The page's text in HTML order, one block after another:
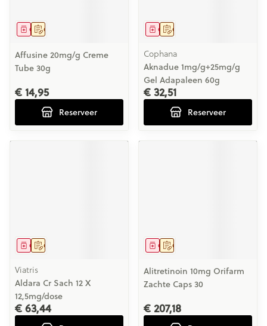
Op voorschrift
Geneesmiddel
Affusine 20mg/g Creme
Tube 30g
€ 14,95
Reserveer
Op voorschrift
Geneesmiddel
Cophana
Aknadue 1mg/g+25mg/g
Gel Adapaleen 60g
€ 32,51
Reserveer
Op voorschrift
Geneesmiddel
Viatris
Aldara Cr Sach 12 X
12,5mg/dose
€ 63,44
Op voorschrift
Geneesmiddel
Alitretinoin 10mg Orifarm
Zachte Caps 30
€ 207,18